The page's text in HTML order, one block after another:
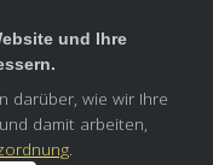
und Ihre
darüber, wie wir Ihre
damit arbeiten,
.